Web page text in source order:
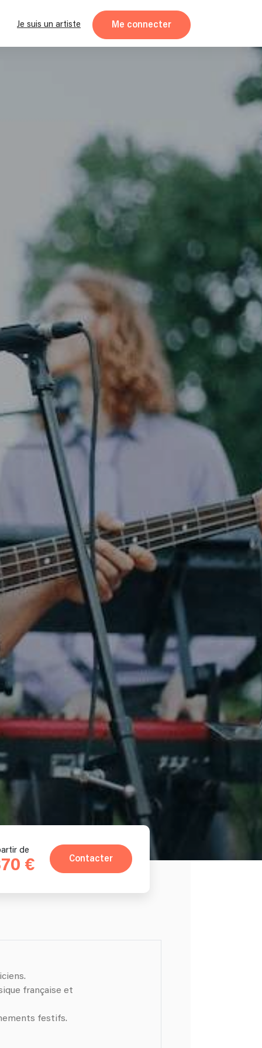
Je suis un artiste Me connecter
de
€ Contacter
française et
festifs.